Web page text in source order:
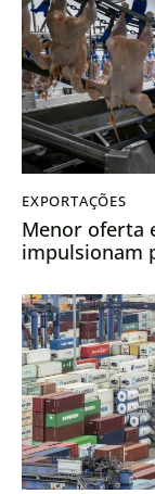
EXPORTAÇÕES
Menor oferta
impulsionam